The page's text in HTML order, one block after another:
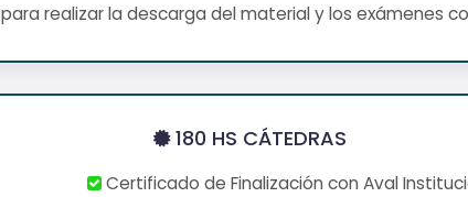
realizar la descarga del material y los exámenes
180 HS CÁTEDRAS
Certificado de Finalización con Aval